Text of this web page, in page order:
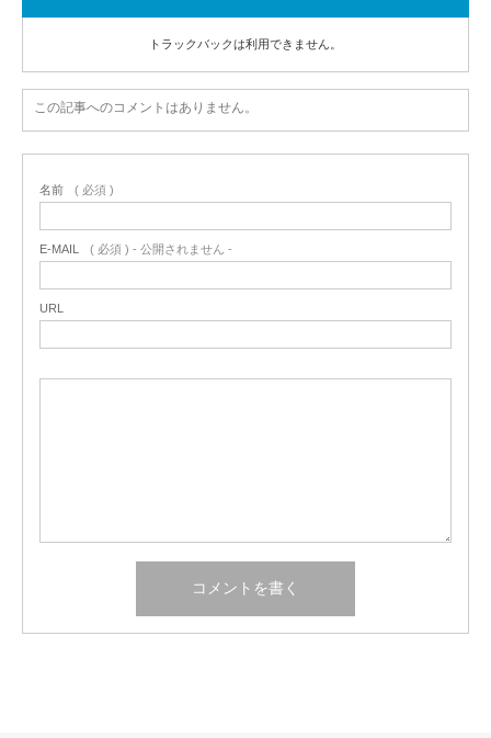
トラックバックは利用できません。
この記事へのコメントはありません。
名前 ( 必須 )
E-MAIL ( 必須 ) - 公開されません -
URL